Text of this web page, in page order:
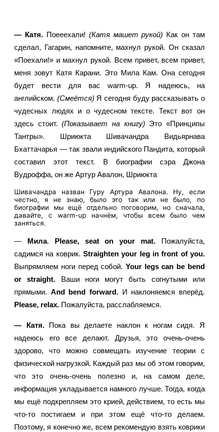
— Катя. Поееехали! (Катя машет рукой) Как он там
сделал, Гагарин, напомните, махнул рукой. Он сказал
«Поехали!» и махнул рукой. Всем привет, всем привет,
меня зовут Катя Карани. Это Мила Кам. Она сегодня
будет вести для вас warm-up. Я надеюсь, на
английском. (Смеётся) Я сегодня буду рассказывать о
чудесных людях и о чудесном тексте. Текст вот он
здесь стоит. (Показывает на книгу) Это «Принципы
Тантры». Шриюкта Шивачандра Видьярнава
Бхаттачарья — так звали индийского Пандита, который
составил этот текст. В биографии сэра Джона
Вудроффа, он же Артур Авалон, Шриюкта
Шивачандра назван Гуру Артура Авалона. Ну, если
честно, я не знаю, было это так или не было, по
биографии мы ещё отдельно поговорим, но сначала,
давайте, с warm-up начнём, чтобы всем было чем
заняться.
— Мила. Please, seat on your mat. Пожалуйста,
садимся на коврик. Straighten your leg in front of you.
Выпрямляем ноги перед собой. Your legs can be bend
or straight. Ваши ноги могут быть согнутыми или
прямыми. And bend forward.
Please, relax. Пожалуйста, расслабляемся.
— Катя.
Пока вы делаете наклон к ногам сидя. Я
надеюсь его все делают. Друзья, это очень-очень
здорово, что можно совмещать изучение теории с
физической нагрузкой. Каждый раз мы об этом говорим,
что это очень-очень полезно и, на самом деле,
информация укладывается намного лучше. Тогда, когда
мы ещё подкрепляем это крией, действием, то есть мы
что-то постигаем и при этом ещё что-то делаем.
Поэтому, я конечно же, всем рекомендую взять коврики